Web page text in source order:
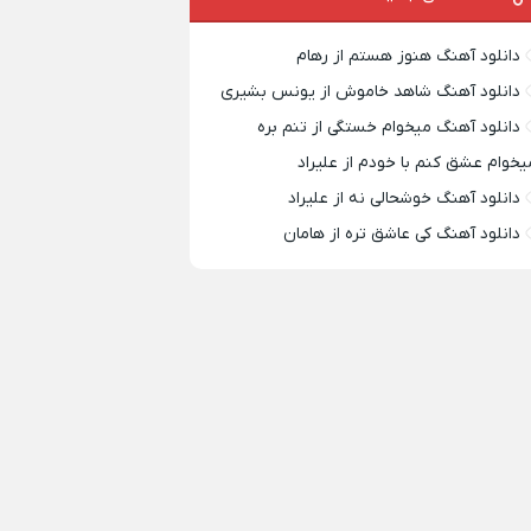
دانلود آهنگ هنوز هستم از رهام
دانلود آهنگ شاهد خاموش از یونس بشیری
دانلود آهنگ میخوام خستگی از تنم بره
عشق کنم با خودم از علیراد
دانلود آهنگ خوشحالی نه از علیراد
دانلود آهنگ کی عاشق تره از هامان